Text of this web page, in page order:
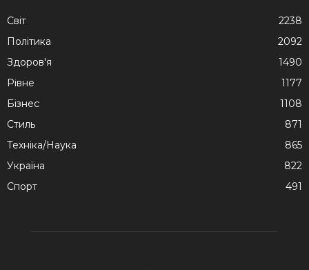
Cвіт
2238
Політика
2092
Здоров'я
1490
Рівне
1177
Бізнес
1108
Стиль
871
Техніка/Наука
865
Україна
822
Спорт
491